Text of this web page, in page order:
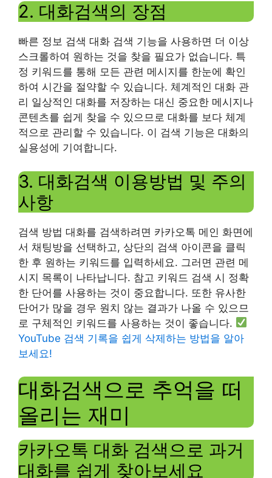
2. 대화검색의 장점
빠른 정보 검색 대화 검색 기능을 사용하면 더 이상
스크롤하여 원하는 것을 찾을 필요가 없습니다. 특
정 키워드를 통해 모든 관련 메시지를 한눈에 확인
하여 시간을 절약할 수 있습니다. 체계적인 대화 관
리 일상적인 대화를 저장하는 대신 중요한 메시지나
콘텐츠를 쉽게 찾을 수 있으므로 대화를 보다 체계
적으로 관리할 수 있습니다. 이 검색 기능은 대화의
실용성에 기여합니다.
3. 대화검색 이용방법 및 주의
사항
검색 방법 대화를 검색하려면 카카오톡 메인 화면에
서 채팅방을 선택하고, 상단의 검색 아이콘을 클릭
한 후 원하는 키워드를 입력하세요. 그러면 관련 메
시지 목록이 나타납니다. 참고 키워드 검색 시 정확
한 단어를 사용하는 것이 중요합니다. 또한 유사한
단어가 많을 경우 원치 않는 결과가 나올 수 있으므
로 구체적인 키워드를 사용하는 것이 좋습니다.
YouTube 검색 기록을 쉽게 삭제하는 방법을 알아
보세요!
대화검색으로 추억을 떠
올리는 재미
카카오톡 대화 검색으로 과거
대화를 쉽게 찾아보세요